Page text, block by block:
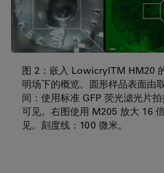
图 2：嵌入 LowicrylTM HM20
明场下的概览。圆形样品表面由
间：使用标准 GFP 荧光滤光片
可见。右图使用 M205 放大 16
见。刻度线：100 微米。